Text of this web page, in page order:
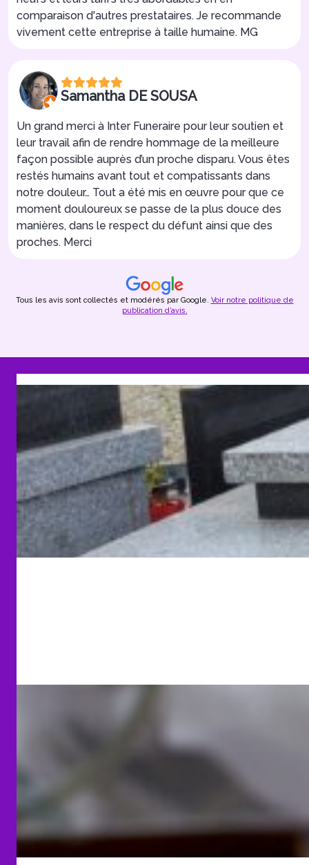
comparaison d'autres prestataires. Je recommande
vivement cette entreprise à taille humaine. MG
Samantha DE SOUSA
Un grand merci à Inter Funeraire pour leur soutien et
leur travail afin de rendre hommage de la meilleure
façon possible auprès d’un proche disparu. Vous êtes
restés humains avant tout et compatissants dans
notre douleur… Tout a été mis en œuvre pour que ce
moment douloureux se passe de la plus douce des
manières, dans le respect du défunt ainsi que des
proches. Merci
Tous les avis sont collectés et modérés par Google. Voir notre politique de
publication d’avis.